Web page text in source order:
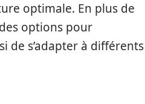
optimale. En plus de
options pour
de s’adapter à différents